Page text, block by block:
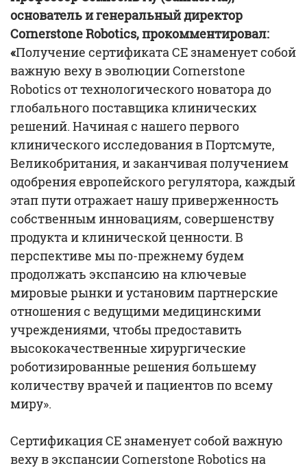
основатель и генеральный директор
Cornerstone Robotics, прокомментировал:
«Получение сертификата CE знаменует собой
важную веху в эволюции Cornerstone
Robotics от технологического новатора до
глобального поставщика клинических
решений. Начиная с нашего первого
клинического исследования в Портсмуте,
Великобритания, и заканчивая получением
одобрения европейского регулятора, каждый
этап пути отражает нашу приверженность
собственным инновациям, совершенству
продукта и клинической ценности. В
перспективе мы по-прежнему будем
продолжать экспансию на ключевые
мировые рынки и установим партнерские
отношения с ведущими медицинскими
учреждениями, чтобы предоставить
высококачественные хирургические
роботизированные решения большему
количеству врачей и пациентов по всему
миру».
Сертификация CE знаменует собой важную
веху в экспансии Cornerstone Robotics на